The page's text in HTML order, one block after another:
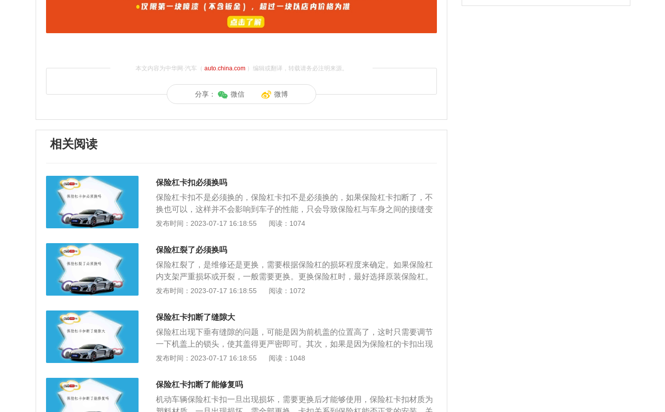
本文内容为中华网·汽车（ auto.china.com）编辑或翻译，转载请务必注明来源。
分享： 微信 微博
相关阅读
保险杠卡扣必须换吗
保险杠卡扣不是必须换的，保险杠卡扣不是必须换的，如果保险杠卡扣断了，不
换也可以，这样并不会影响到车子的性能，只会导致保险杠与车身之间的接缝变
大，影响美观，并不会影响性能，但如果保险杠卡扣断裂的数量较多时，建议更
震动甚至脱落，影响到行车安全，甚至危及他人行车。保险杠卡扣修复方法：
1、准备修复工具：塑料焊条，塑料焊枪，美工刀，电烙铁。2、卸下发动机底
板，如果可以不拆底板就必须要拆，这样可以减轻工作负担，不过拆下安装更加
方便。3、使用热风枪将损坏部分进行融化烧平，配合焊条焊棒使其融为一体，
接着固定新的保险杠卡扣，固定一起后在使用美工刀进行修正。4、最后组装所
如果丢失一两个不影响保险杠缝隙的话建议不需要更换，因为在每次拆装或者更
换是其安装的技术要求都会有所偏差，因此每次都会使缝隙增大影响外观。
发布时间：2023-07-17 16:18:55 阅读：1074
保险杠裂了必须换吗
保险杠裂了，是维修还是更换，需要根据保险杠的损坏程度来确定。如果保险杠
内支架严重损坏或开裂，一般需要更换。更换保险杠时，最好选择原装保险杠。
虽然价格比较高，但是原装保险杠比非原装保险杠质量更好，韧性更好。即使在
好选择原装保险杠。如果保险杠只是小裂纹，金属的保险杠，车主可以使用焊接
的方式。塑料的保险杠，车主可以使用专业的胶水，来修补保险杠的裂纹。虽然
保险杠塑料焊接技术很高，色差和强度不会有大问题，但是焊接后还是会有一些
安全隐患。汽车保险杠是吸收和减轻外部冲击，保护车身前部和后部的安全装
置。或者当汽车驾驶员在碰撞中受到压力时，它可以产生缓冲作用。现在，随着
是塑料的，让车身更加和谐一致，同时也让车身更加轻便。
发布时间：2023-07-17 16:18:55 阅读：1072
保险杠卡扣断了缝隙大
保险杠出现下垂有缝隙的问题，可能是因为前机盖的位置高了，这时只需要调节
一下机盖上的锁头，使其盖得更严密即可。其次，如果是因为保险杠的卡扣出现
老化了导致保险杠出现缝隙，只要大力推进去即可。但如果还是解决不了的话，
有缝隙的原因：（1）先排除买了假配件。（2）保险杠都是可调的，可以再调
调。（3）伤到金属件的可能性不大，即使伤了，再敲一下。但是如果保险杠卡
扣断裂的数量较多的时候，建议更换。因为这样会造成前或后保险杠缝隙过大，
发布时间：2023-07-17 16:18:55 阅读：1048
保险杠卡扣断了能修复吗
机动车辆保险杠卡扣一旦出现损坏，需要更换后才能够使用，保险杠卡扣材质为
响；<&list>3.稳定器的转向胶套和球头